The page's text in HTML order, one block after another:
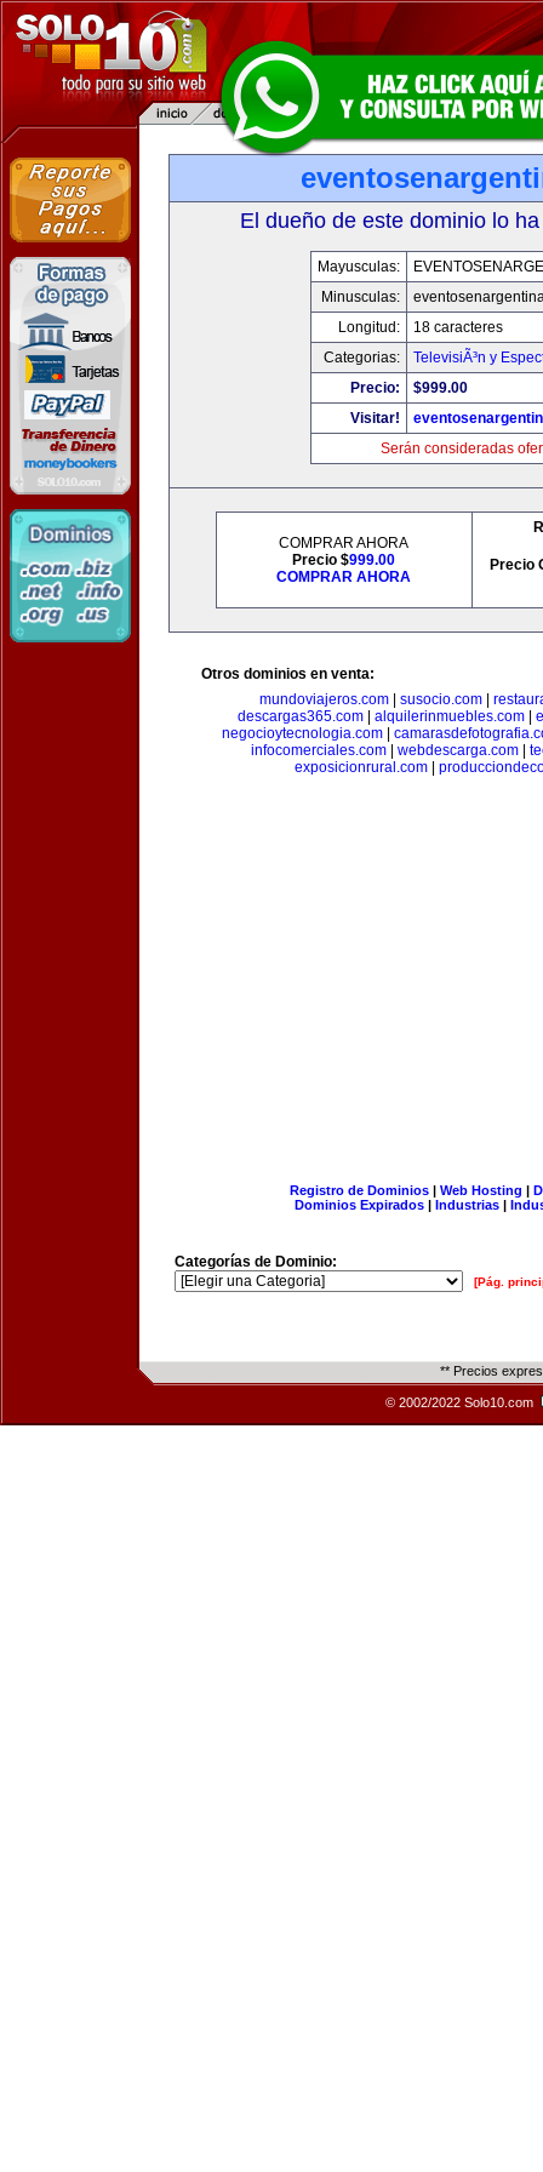
El dueño de este dominio lo
Mayusculas:
Minusculas:
Longitud:
18 caracteres
Categorias:
TelevisiÃ³n y
Precio:
$999.00
Visitar!
Serán consideradas
COMPRAR AHORA
Precio $999.00
COMPRAR AHORA
Precio
Otros dominios en venta:
mundoviajeros.com| susocio.com|
descargas365.com| alquilerinmuebles.com|
negocioytecnologia.com
infocomerciales.com| webdescarga.com|
exposicionrural.com
Registro de Dominios| Web Hosting |
Dominios Expirados | Industrias |
Categorías de Dominio:
[Pág.
** Precios
© 2002/2022 Solo10.com